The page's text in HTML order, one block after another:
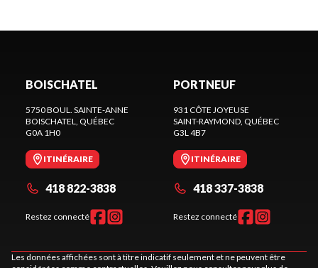
BOISCHATEL
5750 BOUL. SAINTE-ANNE
BOISCHATEL
, QUÉBEC
G0A 1H0
ITINÉRAIRE
418 822-3838
Restez connecté
PORTNEUF
931 CÔTE JOYEUSE
SAINT-RAYMOND , QUÉBEC
G3L 4B7
ITINÉRAIRE
418 337-3838
Restez connecté
Les données affichées sont à titre indicatif seulement et ne peuvent être